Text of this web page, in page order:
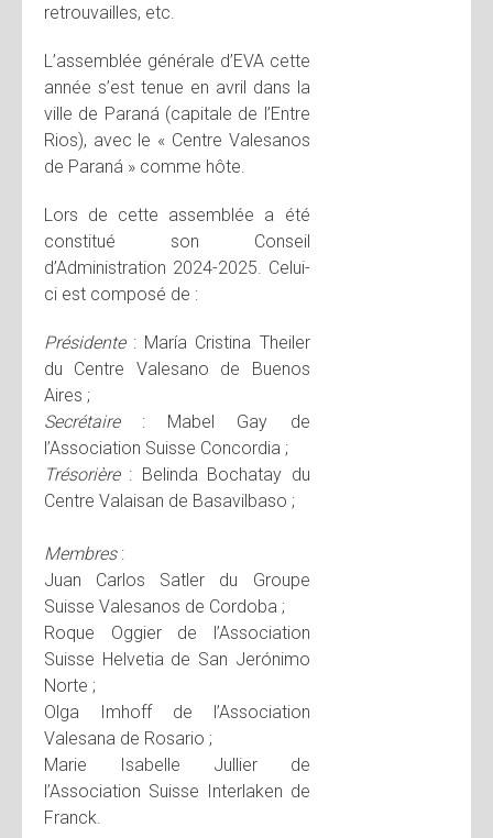
retrouvailles, etc.
L’assemblée générale d’EVA cette
année s’est tenue en avril dans la
ville de Paraná (capitale de l’Entre
Rios), avec le « Centre Valesanos
de Paraná » comme hôte.
Lors de cette assemblée a été
constitué son Conseil
d’Administration 2024-2025. Celui-
ci est composé de :
Présidente: María Cristina Theiler
du Centre Valesano de Buenos
Aires ;
Secrétaire: Mabel Gay de
l’Association Suisse Concordia ;
Trésorière : Belinda Bochatay du
Centre Valaisan de Basavilbaso ;
Membres:
Juan Carlos Satler du Groupe
Suisse Valesanos de Cordoba ;
Roque Oggier de l’Association
Suisse Helvetia de San Jerónimo
Norte ;
Olga Imhoff de l’Association
Valesana de Rosario ;
Marie Isabelle Jullier de
l’Association Suisse Interlaken de
Franck.